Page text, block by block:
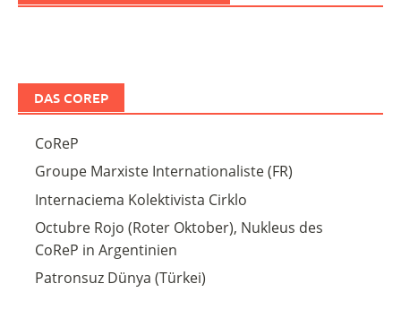
DAS COREP
CoReP
Groupe Marxiste Internationaliste (FR)
Internaciema Kolektivista Cirklo
Octubre Rojo (Roter Oktober), Nukleus des
CoReP in Argentinien
Patronsuz Dünya (Türkei)